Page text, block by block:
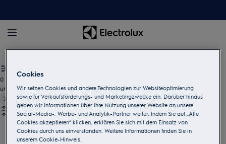
0
undefined
Cookies
Wir setzen Cookies und andere Technologien zur Websiteoptimierung
sowie für Verkaufsförderungs- und Marketingzwecke ein. Darüber hinaus
geben wir Informationen über Ihre Nutzung unserer Website an unsere
Social-Media-, Werbe- und Analytik-Partner weiter. Indem Sie auf „Alle
Cookies akzeptieren“ klicken, erklären Sie sich mit dem Einsatz von
Cookies durch uns einverstanden. Weitere Informationen finden Sie in
unserem Cookie-Hinweis.